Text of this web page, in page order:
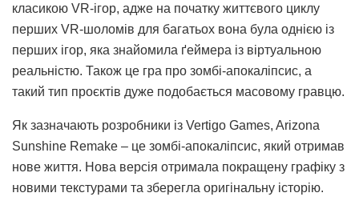
класикою VR-ігор, адже на початку життєвого циклу
перших VR-шоломів для багатьох вона була однією із
перших ігор, яка знайомила ґеймера із віртуальною
реальністю. Також це гра про зомбі-апокаліпсис, а
такий тип проєктів дуже подобається масовому гравцю.
Як зазначають розробники із Vertigo Games, Arizona
Sunshine Remake – це зомбі-апокаліпсис, який отримав
нове життя. Нова версія отримала покращену графіку з
новими текстурами та зберегла оригінальну історію.